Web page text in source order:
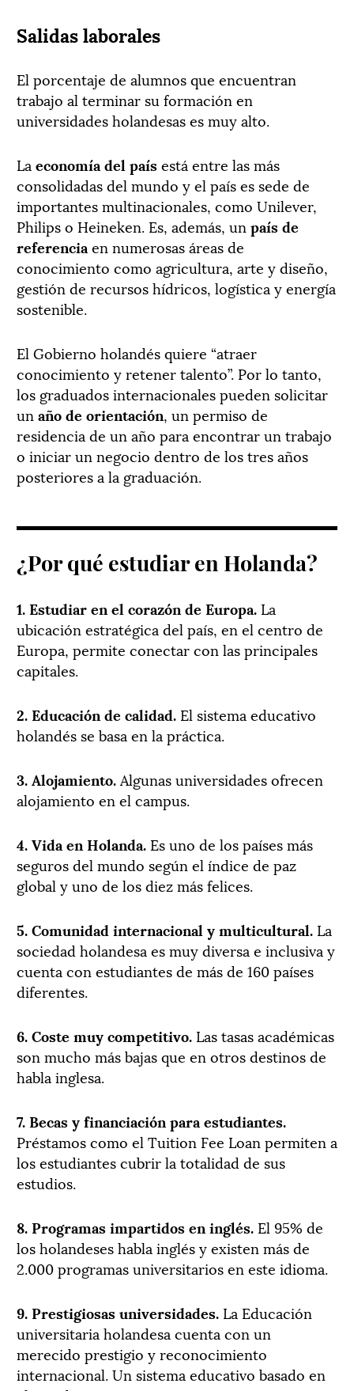
Salidas laborales
El porcentaje de alumnos que encuentran
trabajo al terminar su formación en
universidades holandesas es muy alto.
La economía del paísestá entre las más
consolidadas del mundo y el país es sede de
importantes multinacionales, como Unilever,
Philips o Heineken. Es, además, un país de
referencia en numerosas áreas de
conocimiento como agricultura, arte y diseño,
gestión de recursos hídricos, logística y energía
sostenible.
El Gobierno holandés quiere “atraer
conocimiento y retener talento”. Por lo tanto,
los graduados internacionales pueden solicitar
un año de orientación, un permiso de
residencia de un año para encontrar un trabajo
o iniciar un negocio dentro de los tres años
posteriores a la graduación.
¿Por qué estudiar en Holanda?
1. Estudiar en el corazón de Europa. La
ubicación estratégica del país, en el centro de
Europa, permite conectar con las principales
capitales.
2. Educación de calidad. El sistema educativo
holandés se basa en la práctica.
3. Alojamiento.Algunas universidades ofrecen
alojamiento en el campus.
4. Vida en Holanda. Es uno de los países más
seguros del mundo según el índice de paz
global y uno de los diez más felices.
5. Comunidad internacional y multicultural. La
sociedad holandesa es muy diversa e inclusiva y
cuenta con estudiantes de más de 160 países
diferentes.
6. Coste muy competitivo. Las tasas académicas
son mucho más bajas que en otros destinos de
habla inglesa.
7. Becas y financiación para estudiantes.
Préstamos como el Tuition Fee Loan permiten a
los estudiantes cubrir la totalidad de sus
estudios.
8. Programas impartidos en inglés. El 95% de
los holandeses habla inglés y existen más de
2.000 programas universitarios en este idioma.
9. Prestigiosas universidades. La Educación
universitaria holandesa cuenta con un
merecido prestigio y reconocimiento
internacional. Un sistema educativo basado en